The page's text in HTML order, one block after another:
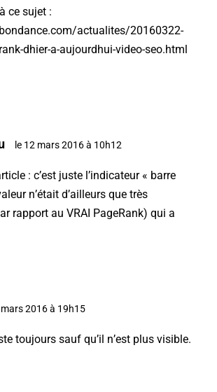
ce sujet :
actualites/20160322-
dhier-a-aujourdhui-video-seo.html
le 12 mars 2016 à 10h12
: c’est juste l’indicateur « barre
n’était d’ailleurs que très
rapport au VRAI PageRank) qui a
mars 2016 à 19h15
toujours sauf qu’il n’est plus visible.